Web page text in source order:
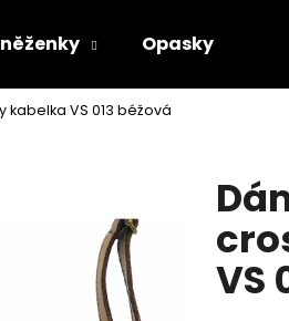
Opasky
VS 013 béžová
VS